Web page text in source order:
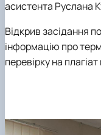
асистента Руслана
Відкрив засідання
інформацію про
перевірку на